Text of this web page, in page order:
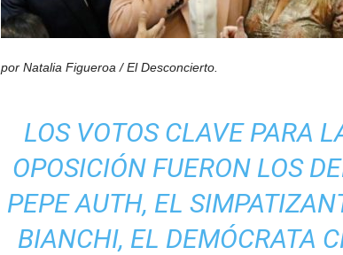
por Natalia Figueroa / El Desconcierto.
LOS VOTOS CLAVE PARA
OPOSICIÓN FUERON LOS
PEPE AUTH, EL
BIANCHI, EL DEMÓCRATA